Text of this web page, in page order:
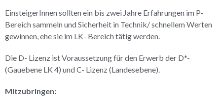
EinsteigerInnen sollten ein bis zwei Jahre Erfahrungen im P-
Bereich sammeln und Sicherheit in Technik/ schnellem Werten
gewinnen, ehe sie im LK- Bereich tätig werden.
Die D- Lizenz ist Voraussetzung für den Erwerb der D*-
(Gauebene LK 4) und C- Lizenz (Landesebene).
Mitzubringen: